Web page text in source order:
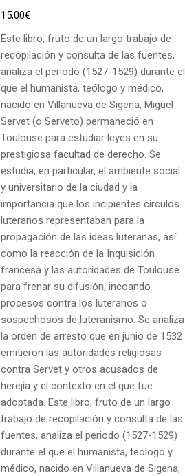
15,00€
Este libro, fruto de un largo trabajo de
recopilación y consulta de las fuentes,
analiza el periodo (1527-1529) durante el
que el humanista, teólogo y médico,
nacido en Villanueva de Sigena, Miguel
Servet (o Serveto) permaneció en
Toulouse para estudiar leyes en su
prestigiosa facultad de derecho. Se
estudia, en particular, el ambiente social
y universitario de la ciudad y la
importancia que los incipientes círculos
luteranos representaban para la
propagación de las ideas luteranas, así
como la reacción de la Inquisición
francesa y las autoridades de Toulouse
para frenar su difusión, incoando
procesos contra los luteranos o
sospechosos de luteranismo. Se analiza
la orden de arresto que en junio de 1532
emitieron las autoridades religiosas
contra Servet y otros acusados de
herejía y el contexto en el que fue
adoptada. Este libro, fruto de un largo
trabajo de recopilación y consulta de las
fuentes, analiza el periodo (1527-1529)
durante el que el humanista, teólogo y
médico, nacido en Villanueva de Sigena,